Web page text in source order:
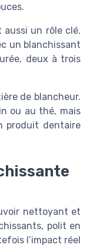
un rôle clé.
un blanchissant
deux à trois
de blancheur.
ou au thé, mais
produit dentaire
nettoyant et
polit en
l’impact réel